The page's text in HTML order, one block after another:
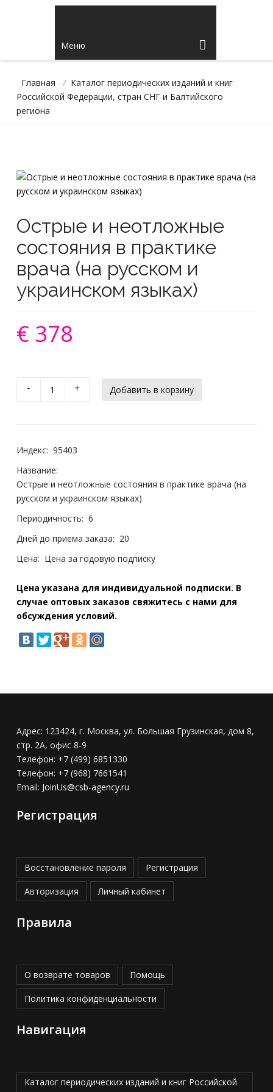
Меню
Главная / Каталог периодических изданий и книг
Российской Федерации, стран СНГ и Балтийского
региона
Острые и неотложные
состояния в практике
врача (на русском и
украинском языках)
€ 378
- +
Индекс: 95403
Название:
Острые и неотложные состояния в практике врача (на
русском и украинском языках)
Периодичность: 6
Дней до приема заказа: 20
Цена: Цена за годовую подписку
Цена указана для индивидуальной подписки. В
случае оптовых заказов свяжитесь с нами для
обсуждения условий.
Адрес: 123424, г. Москва, ул. Большая Грузинская, дом 8,
стр. 2А, офис 8-9
Телефон: +7 (499) 6851330
Телефон: +7 (968) 7661541
Email: JoinUs@csb-agency.ru
Регистрация
Восстановление пароля Регистрация
Авторизация Личный кабинет
Правила
О возврате товаров Помощь
Политика конфиденциальности
Навигация
Каталог периодических изданий и книг Российской